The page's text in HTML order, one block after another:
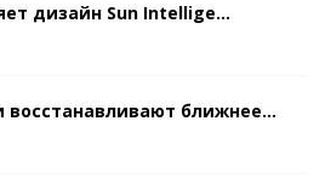
дизайн Sun Intellige...
восстанавливают ближнее...